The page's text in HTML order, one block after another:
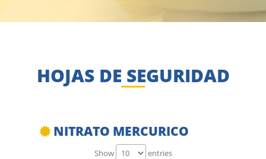
HOJAS DE SEGURIDAD
NITRATO MERCURICO
Show entries